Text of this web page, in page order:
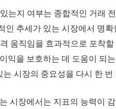
는지 여부는 종합적인 거래
인 추세가 있는 시장에서 명
움직임을 효과적으로 포착
익을 보호하는 데 도움이 되
시장의 중요성을 다시 한
시장에서는 지표의 능력이